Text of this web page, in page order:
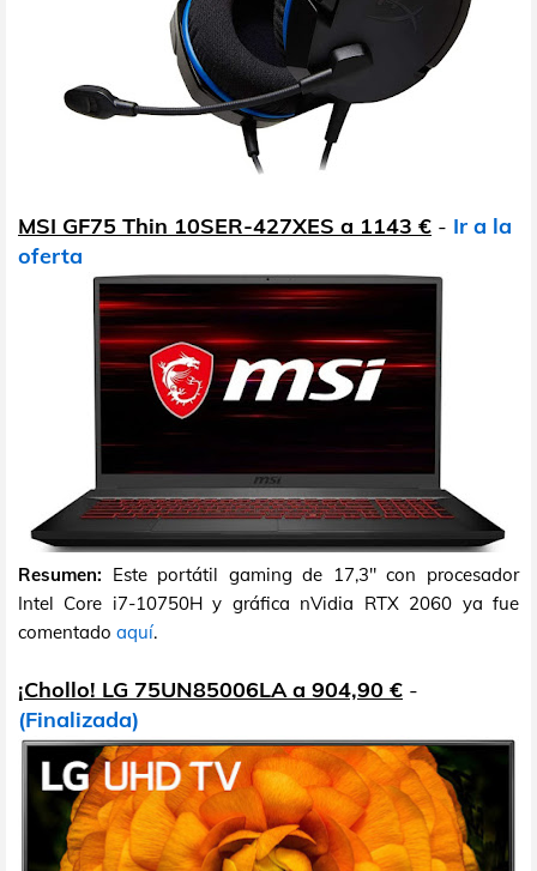
MSI GF75 Thin 10SER-427XES a 1143 € - Ir a la
oferta
Resumen: Este portátil gaming de 17,3" con procesador
Intel Core i7-10750H y gráfica nVidia RTX 2060 ya fue
comentado aquí.
¡Chollo! LG 75UN85006LA a 904,90 € -
(Finalizada)